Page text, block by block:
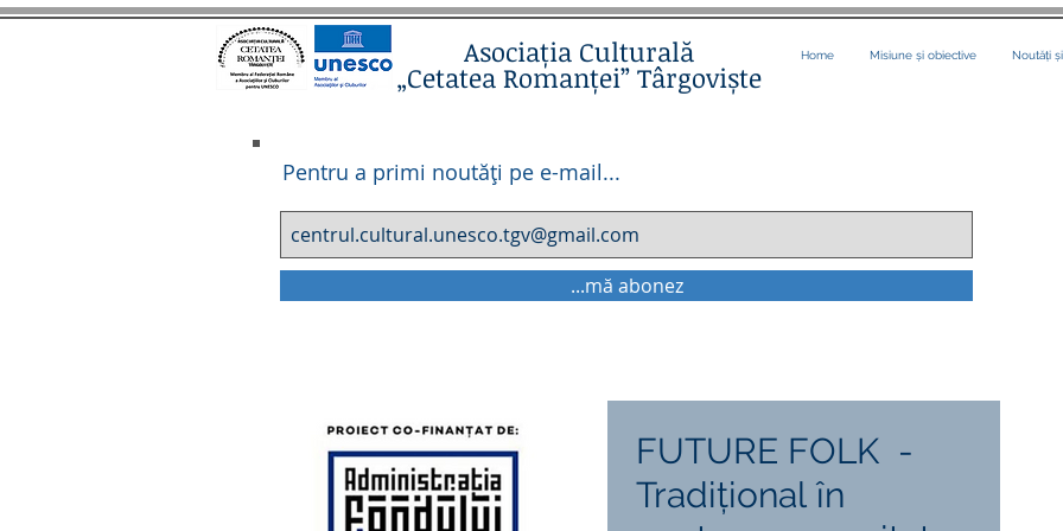
Asociația Culturală
„Cetatea Romanței” Târgoviște
Home Misiune și obiective Noutăți
Pentru a primi noutăți pe e-mail...
...mă abonez
FUTURE FOLK -
Tradiţional în